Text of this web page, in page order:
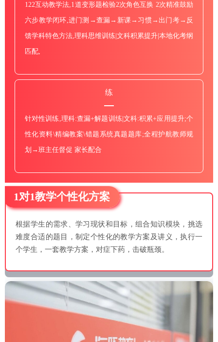
122互动教学法,1道变形题检验2次角色互换 2次精准鼓励
六步教学闭环,进门测→查漏→新课→习惯→出门考→反
馈学科特色方法,理科思维训练|文科积累提升|本地化考纲
匹配,
练
针对性训练,理科:查漏+解题训练|文科:积累+应用提升;个
性化资料\精编教案\错题系统真题题库;全程护航教师规
划→班主任督促 家长配合
1对1教学个性化方案
根据学生的需求、学习现状和目标，组合知识模块，挑选
难度合适的题目，制定个性化的教学方案及讲义，执行一
个学生，一套教学方案，对症下药，击破瓶颈。